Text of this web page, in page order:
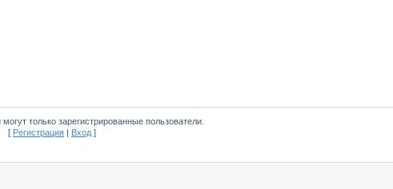
только зарегистрированные пользователи.
[ Регистрация | Вход ]